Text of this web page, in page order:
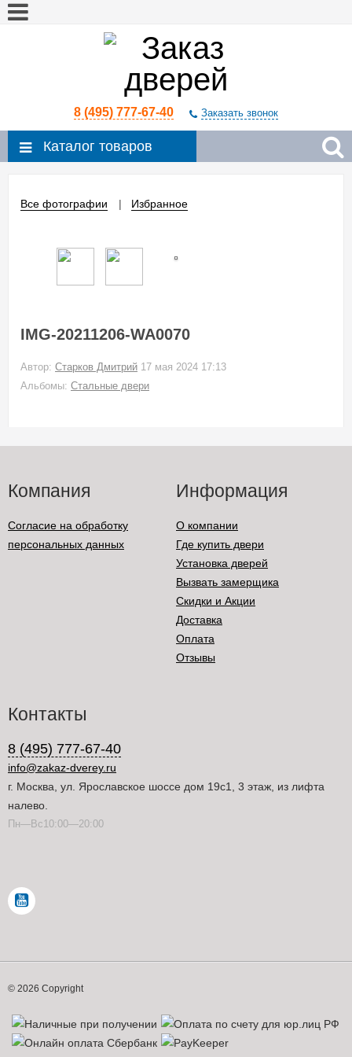
8 (495) 777-67-40 Заказать звонок
Каталог товаров
Все фотографии Избранное
IMG-20211206-WA0070
Автор: Старков Дмитрий 17 мая 2024 17:13
Альбомы: Стальные двери
Компания
Согласие на обработку
персональных данных
Информация
О компании
Где купить двери
Установка дверей
Вызвать замерщика
Скидки и Акции
Доставка
Оплата
Отзывы
Контакты
8 (495) 777-67-40
info@zakaz-dverey.ru
г. Москва, ул. Ярославское шоссе дом 19с1, 3 этаж, из лифта
налево.
Пн—Вс10:00—20:00
© 2026 Copyright